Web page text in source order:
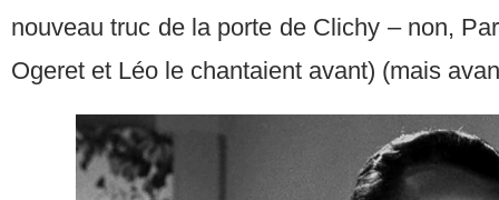
nouveau truc de la porte de Clichy – non,
Ogeret et Léo le chantaient avant) (mais